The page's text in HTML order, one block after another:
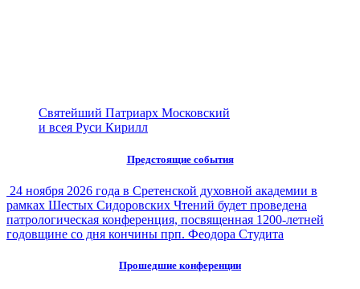
Святейший Патриарх Московский
и всея Руси Кирилл
Предстоящие события
24 ноября 2026 года в Сретенской духовной академии в
рамках Шестых Сидоровских Чтений будет проведена
патрологическая конференция, посвященная 1200-летней
годовщине со дня кончины прп. Феодора Студита
Прошедшие конференции